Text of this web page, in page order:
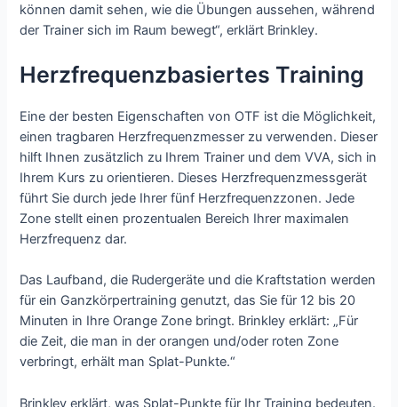
können damit sehen, wie die Übungen aussehen, während
der Trainer sich im Raum bewegt“, erklärt Brinkley.
Herzfrequenzbasiertes Training
Eine der besten Eigenschaften von OTF ist die Möglichkeit,
einen tragbaren Herzfrequenzmesser zu verwenden. Dieser
hilft Ihnen zusätzlich zu Ihrem Trainer und dem VVA, sich in
Ihrem Kurs zu orientieren. Dieses Herzfrequenzmessgerät
führt Sie durch jede Ihrer fünf Herzfrequenzzonen. Jede
Zone stellt einen prozentualen Bereich Ihrer maximalen
Herzfrequenz dar.
Das Laufband, die Rudergeräte und die Kraftstation werden
für ein Ganzkörpertraining genutzt, das Sie für 12 bis 20
Minuten in Ihre Orange Zone bringt. Brinkley erklärt: „Für
die Zeit, die man in der orangen und/oder roten Zone
verbringt, erhält man Splat-Punkte.“
Brinkley erklärt, was Splat-Punkte für Ihr Training bedeuten.